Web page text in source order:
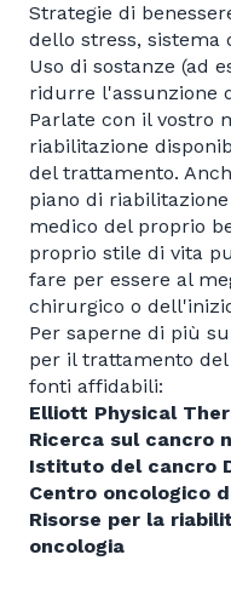
Strategie di
dello stress, sistema
Uso di sostanze (ad
ridurre l'assunzione
Parlate con il vostro
riabilitazione
del trattamento.
piano di
medico del proprio
proprio stile di vita
fare per essere al
chirurgico o
Per saperne di più
per il trattamento
fonti affidabili:
Elliott Physical
Ricerca sul cancro
Istituto del cancro
Centro oncologico
Risorse per la
oncologia